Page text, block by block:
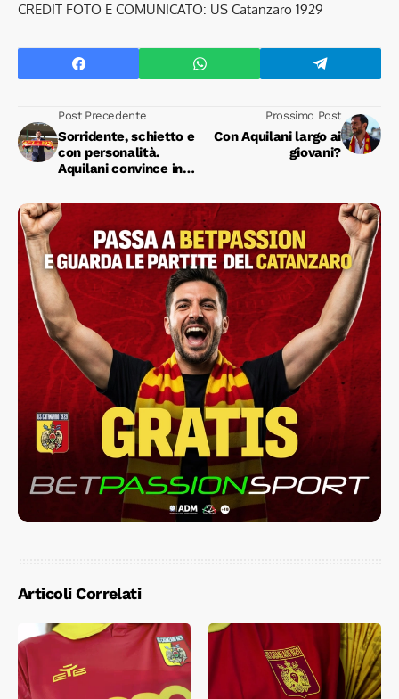
CREDIT FOTO E COMUNICATO: US Catanzaro 1929
Post Precedente
Sorridente, schietto e
con personalità.
Aquilani convince in
Prossimo Post
Con Aquilani largo ai
giovani?
Articoli Correlati